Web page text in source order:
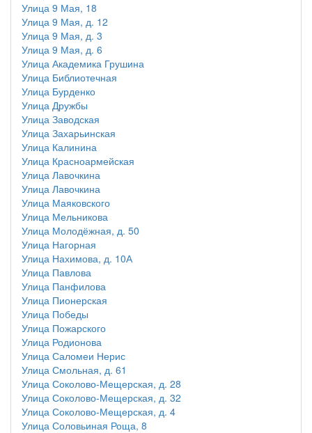
Улица 9 Мая, 18
Улица 9 Мая, д. 12
Улица 9 Мая, д. 3
Улица 9 Мая, д. 6
Улица Академика Грушина
Улица Библиотечная
Улица Бурденко
Улица Дружбы
Улица Заводская
Улица Захарьинская
Улица Калинина
Улица Красноармейская
Улица Лавочкина
Улица Лавочкина
Улица Маяковского
Улица Мельникова
Улица Молодёжная, д. 50
Улица Нагорная
Улица Нахимова, д. 10А
Улица Павлова
Улица Панфилова
Улица Пионерская
Улица Победы
Улица Пожарского
Улица Родионова
Улица Саломеи Нерис
Улица Смольная, д. 61
Улица Соколово-Мещерская, д. 28
Улица Соколово-Мещерская, д. 32
Улица Соколово-Мещерская, д. 4
Улица Соловьиная Роща, 8